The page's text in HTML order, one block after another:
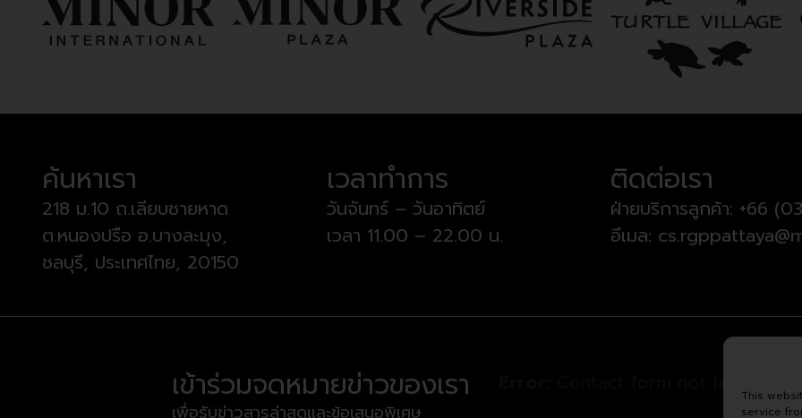
This
service
ค้นหาเรา
218 ม.10 ถ.เลียบชายหาด
ต.หนองปรือ อ.บางละมุง,
ชลบุรี, ประเทศไทย, 20150
เวลาทำการ
วันจันทร์ – วันอาทิตย์
เวลา 11.00 – 22.00 น.
ติดต่อเรา
ฝ่ายบริการลูกค้า: +66
อีเมล:
เข้าร่วมจดหมายข่าวของเรา
เพื่อรับข่าวสารล่าสุดและข้อเสนอพิเศษ